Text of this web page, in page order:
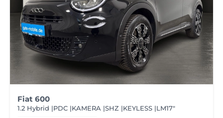
Fiat 600
1.2 Hybrid |PDC |KAMERA |SHZ |KEYLESS |LM17"